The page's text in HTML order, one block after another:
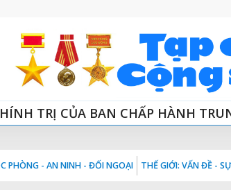
TRỊ CỦA BAN CHẤP HÀNH
PHÒNG - AN NINH - ĐỐI NGOẠI THẾ GIỚI: VẤN ĐỀ -